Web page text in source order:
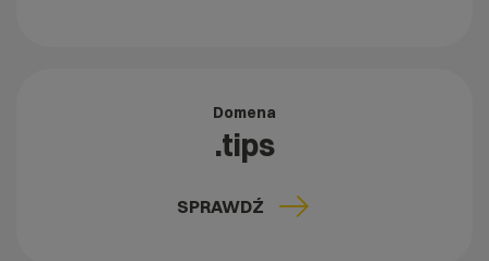
Domena
.tips
SPRAWDŹ